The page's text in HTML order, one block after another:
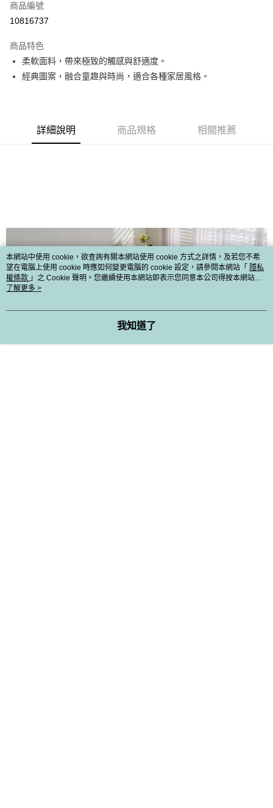
ATM付款
運送方式
新竹物流
每筆NT$100，滿NT$5,000(含以上)免運費
商品編號
10816737
商品特色
柔軟面料，帶來極致的觸感與舒適度。
經典圖案，融合童趣與時尚，適合各種家居風格。
詳細說明 商品規格 相關推薦
本網站中使用 cookie，欲查詢有關本網站使用 cookie 方式之詳情，及若您不希
望在電腦上使用 cookie 時應如何變更電腦的 cookie 設定，請參閱本網站「 隱私
權條款 」之 Cookie 聲明。您繼續使用本網站即表示您同意本公司得按本網站使
用條款之 Cookie 聲明使用 cookie。
了解更多 >
我知道了